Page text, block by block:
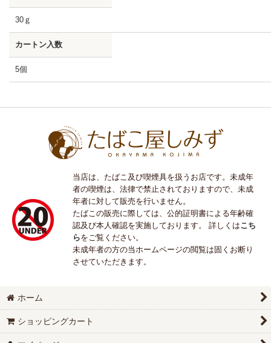
30ｇ
カートン入数
5個
当店は、たばこ及び喫煙具を扱うお店です。未成年
者の喫煙は、法律で禁止されておりますので、未成
年者に対して販売を行いません。
たばこの販売に際しては、公的証明書による年齢確
認及び本人確認を実施しております。 詳しくはこち
らをご覧ください。
未成年者の方の当ホームページの閲覧は固くお断り
させていただきます。
ホーム
ショッピングカート